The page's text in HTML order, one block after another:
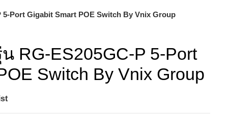
5-Port Gigabit Smart POE Switch By Vnix Group
RG-ES205GC-P 5-Port
Switch By Vnix Group